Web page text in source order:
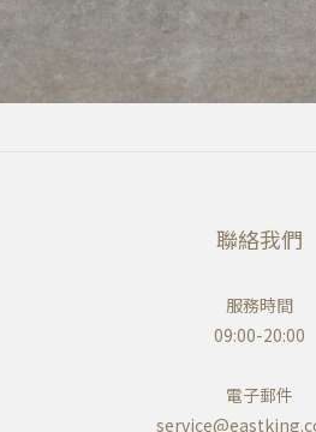
聯絡我們
服務時間
09:00-20:00
電子郵件